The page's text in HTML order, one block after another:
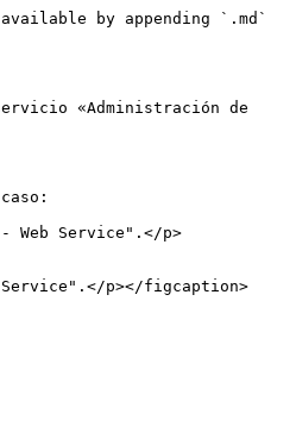
by appending `.md`
«Administración de
Web Service".</p>
p></figcaption>